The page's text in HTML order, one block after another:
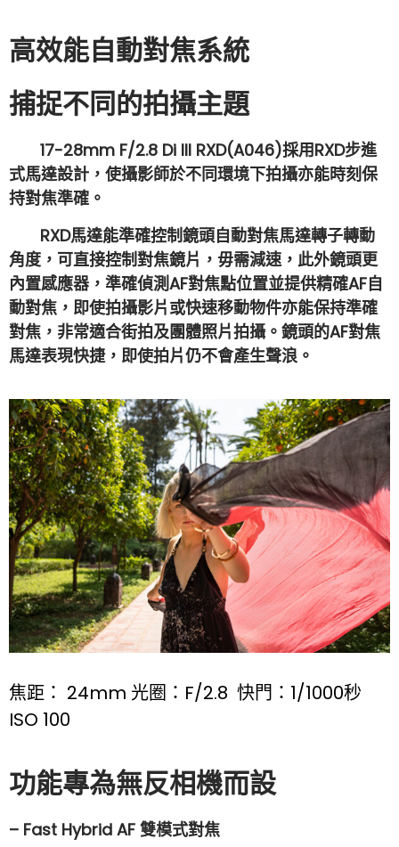
高效能自動對焦系統
捕捉不同的拍攝主題
17-28mm F/2.8 Di III RXD(A046)採用RXD步進
式馬達設計，使攝影師於不同環境下拍攝亦能時刻保
持對焦準確。
RXD馬達能準確控制鏡頭自動對焦馬達轉子轉動
角度，可直接控制對焦鏡片，毋需減速，此外鏡頭更
內置感應器，準確偵測AF對焦點位置並提供精確AF自
動對焦，即使拍攝影片或快速移動物件亦能保持準確
對焦，非常適合街拍及團體照片拍攝。鏡頭的AF對焦
馬達表現快捷，即使拍片仍不會產生聲浪。
焦距： 24mm 光圈：F/2.8 快門：1/1000秒
ISO 100
功能專為無反相機而設
– Fast Hybrid AF 雙模式對焦